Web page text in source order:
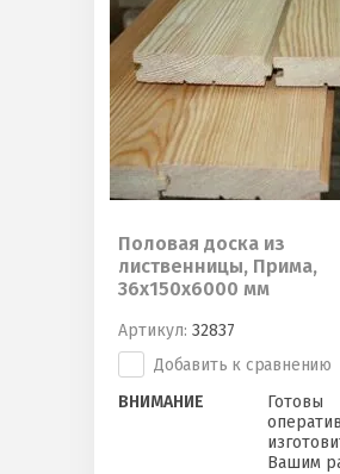
Половая доска из
лиственницы, Прима,
36х150х6000 мм
Артикул: 32837
Добавить к сравнению
ВНИМАНИЕ
Готовы
Вашим